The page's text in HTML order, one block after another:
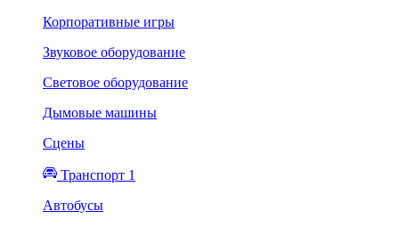
Корпоративные игры
Звуковое оборудование
Световое оборудование
Дымовые машины
Сцены
Транспорт 1
Автобусы